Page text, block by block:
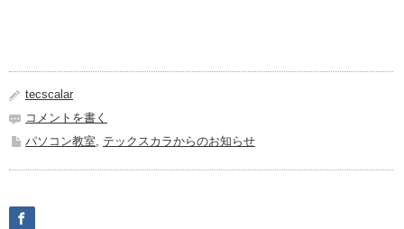
tecscalar
コメントを書く
パソコン教室, テックスカラからのお知らせ